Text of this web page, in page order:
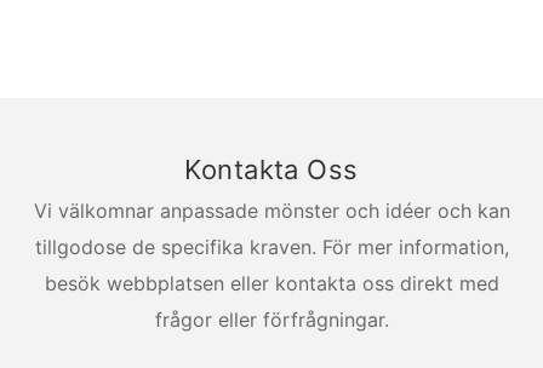
Kontakta Oss
Vi välkomnar anpassade mönster och idéer och kan
tillgodose de specifika kraven. För mer information,
besök webbplatsen eller kontakta oss direkt med
frågor eller förfrågningar.